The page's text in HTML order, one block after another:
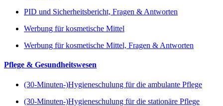
PID und Sicherheitsbericht, Fragen & Antworten
Werbung für kosmetische Mittel
Werbung für kosmetische Mittel, Fragen & Antworten
Pflege & Gesundheitswesen
(30-Minuten-)Hygieneschulung für die ambulante Pflege
(30-Minuten-)Hygieneschulung für die stationäre Pflege